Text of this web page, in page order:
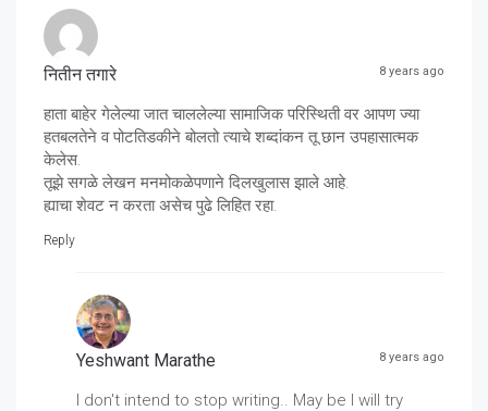
नितीन तगारे 8 years ago
हाता बाहेर गेलेल्या जात चाललेल्या सामाजिक परिस्थिती वर आपण ज्या
हतबलतेने व पोटतिडकीने बोलतो त्याचे शब्दांकन तू छान उपहासात्मक
केलेस.
तूझे सगळे लेखन मनमोकळेपणाने दिलखुलास झाले आहे.
ह्याचा शेवट न करता असेच पुढे लिहित रहा.
Reply
Yeshwant Marathe 8 years ago
I don't intend to stop writing.. May be I will try